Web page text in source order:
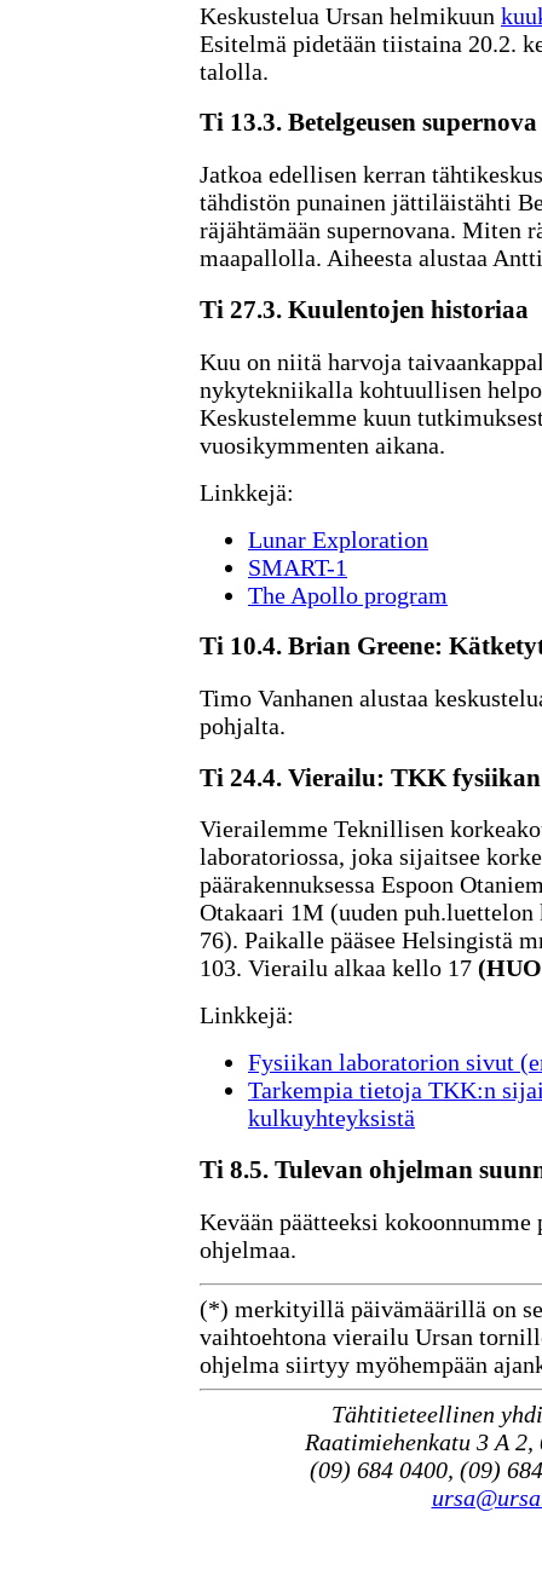
Keskustelua Ursan helmikuun
Esitelmä pidetään tiistaina 20.2.
talolla.
Ti 13.3. Betelgeusen supernova
Jatkoa edellisen kerran
tähdistön punainen jättiläistähti
räjähtämään supernovana. Miten
maapallolla. Aiheesta alustaa
Ti 27.3. Kuulentojen historiaa
Kuu on niitä harvoja
nykytekniikalla kohtuullisen
Keskustelemme kuun
vuosikymmenten aikana.
Linkkejä:
Lunar Exploration
SMART-1
The Apollo program
Ti 10.4. Brian Greene:
Timo Vanhanen alustaa
pohjalta.
Ti 24.4. Vierailu: TKK
Vierailemme Teknillisen
laboratoriossa, joka sijaitsee
päärakennuksessa Espoon
Otakaari 1M (uuden
76). Paikalle pääsee Helsingistä
103. Vierailu alkaa kello 17
Linkkejä:
Fysiikan laboratorion sivut
Tarkempia tietoja TKK:n
kulkuyhteyksistä
Ti 8.5. Tulevan ohjelman
Kevään päätteeksi
ohjelmaa.
(*) merkityillä päivämäärillä on
vaihtoehtona vierailu Ursan
ohjelma siirtyy myöhempään
Tähtitieteellinen
Raatimiehenkatu 3 A
(09) 684 0400, (09)